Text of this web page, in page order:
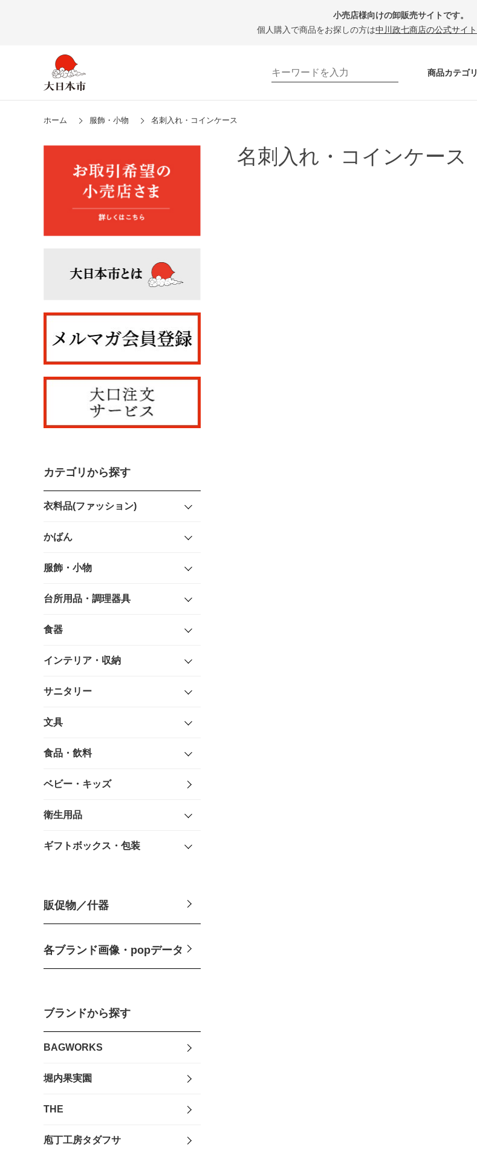
小売店様向けの卸販売サイトです。
個人購入で商品をお探しの方は中川政七商店の公式サイト
商品カテゴリ
ホーム 服飾・小物 名刺入れ・コインケース
カテゴリから探す
衣料品(ファッション)
かばん
服飾・小物
台所用品・調理器具
食器
インテリア・収納
サニタリー
文具
食品・飲料
ベビー・キッズ
衛生用品
ギフトボックス・包装
販促物／什器
各ブランド画像・popデータ
ブランドから探す
BAGWORKS
堀内果実園
THE
庖丁工房タダフサ
名刺入れ・コインケース